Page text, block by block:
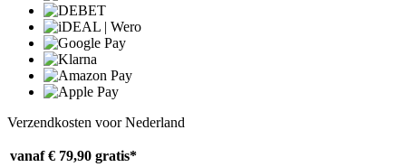
Verzendkosten voor Nederland
vanaf € 79,90 gratis*